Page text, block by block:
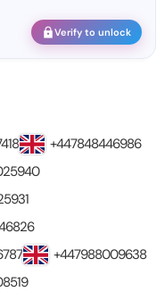
Verify to unlock
+447848446986
+447988009638